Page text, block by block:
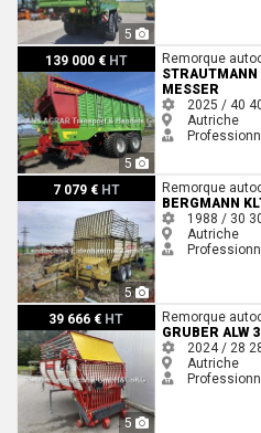
5
139 000 € HT
5
Strautmann Magnon CFS 11-430 DO 84
Remorque
STRAUTMANN
MESSER
2025 / 40
Autriche
7 079 € HT
5
Bergmann KLT 1903
Remorque
BERGMANN
1988 / 30
Autriche
39 666 € HT
5
Gruber ALW 328 R
Remorque
GRUBER ALW
2024 / 28
Autriche